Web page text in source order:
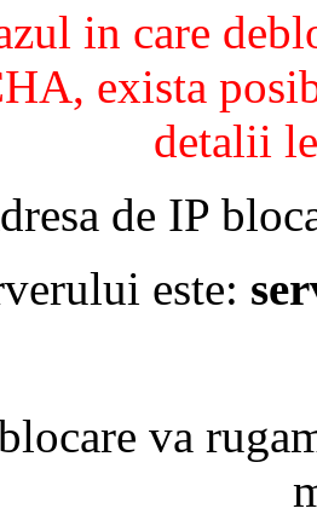
in care
exista
detalii
de IP
este:
va